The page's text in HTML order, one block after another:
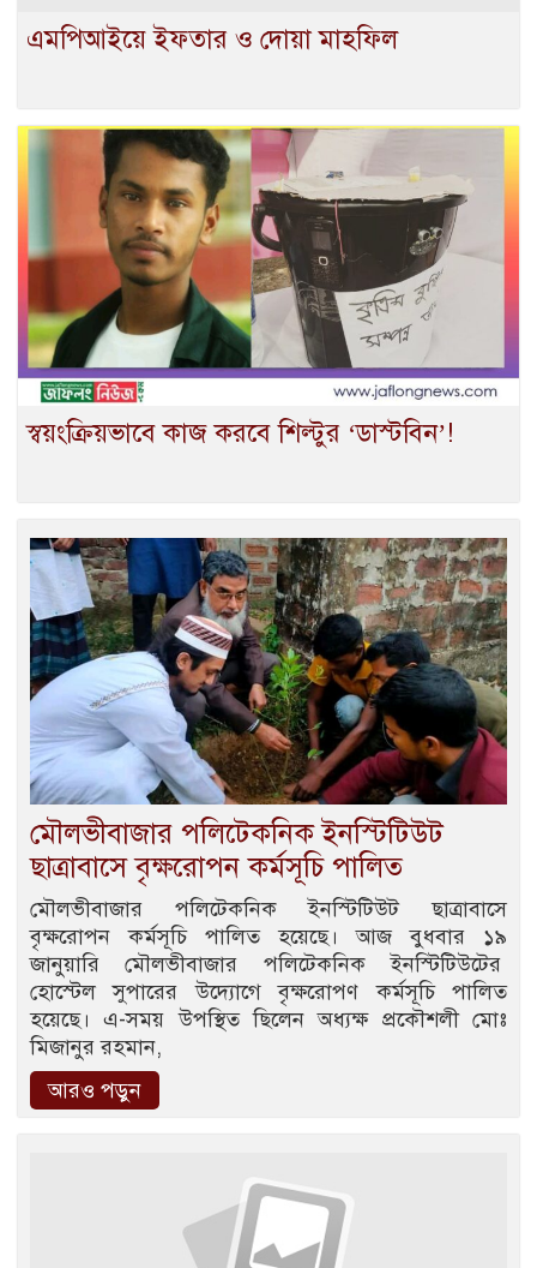
এমপিআইয়ে ইফতার ও দোয়া মাহফিল
স্বয়ংক্রিয়ভাবে কাজ করবে শিল্টুর ‘ডাস্টবিন’!
মৌলভীবাজার পলিটেকনিক ইনস্টিটিউট
ছাত্রাবাসে বৃক্ষরোপন কর্মসূচি পালিত
মৌলভীবাজার পলিটেকনিক ইনস্টিটিউট ছাত্রাবাসে
বৃক্ষরোপন কর্মসূচি পালিত হয়েছে। আজ বুধবার ১৯
জানুয়ারি মৌলভীবাজার পলিটেকনিক ইনস্টিটিউটের
হোস্টেল সুপারের উদ্যোগে বৃক্ষরোপণ কর্মসূচি পালিত
হয়েছে। এ-সময় উপস্থিত ছিলেন অধ্যক্ষ প্রকৌশলী মোঃ
মিজানুর রহমান,
আরও পড়ুন